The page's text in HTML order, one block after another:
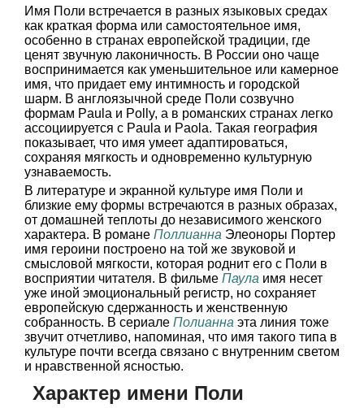
Имя Поли встречается в разных языковых средах
как краткая форма или самостоятельное имя,
особенно в странах европейской традиции, где
ценят звучную лаконичность. В России оно чаще
воспринимается как уменьшительное или камерное
имя, что придает ему интимность и городской
шарм. В англоязычной среде Поли созвучно
формам Paula и Polly, а в романских странах легко
ассоциируется с Paula и Paola. Такая география
показывает, что имя умеет адаптироваться,
сохраняя мягкость и одновременно культурную
узнаваемость.
В литературе и экранной культуре имя Поли и
близкие ему формы встречаются в разных образах,
от домашней теплоты до независимого женского
характера. В романе Поллианна Элеоноры Портер
имя героини построено на той же звуковой и
смысловой мягкости, которая роднит его с Поли в
восприятии читателя. В фильме Паула имя несет
уже иной эмоциональный регистр, но сохраняет
европейскую сдержанность и женственную
собранность. В сериале Полианна эта линия тоже
звучит отчетливо, напоминая, что имя такого типа в
культуре почти всегда связано с внутренним светом
и нравственной ясностью.
Характер имени Поли